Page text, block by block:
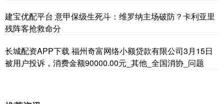
建宝优配平台 意甲保级生死斗：维罗纳主场破防？卡利亚里
残阵客抢救命分
长城配资APP下载 福州奇富网络小额贷款有限公司3月15日
被用户投诉，消费金额90000.00元_其他_全国消协_问题